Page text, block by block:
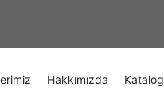
Hakkımızda Katalog